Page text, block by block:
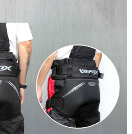
選擇「超商條碼／台灣大直營門市／銀行轉
」等通路繳費。
有限公司」（以下簡稱本公司）所提供，讓
買商品或服務，並由商店將買賣／分期付款
依約使用本公司帳單繳交帳款。
分期」之契約關係目的，商店將以您的個人
提供予台灣大哥大進項蒐集、處理及利用，
單所需資料之確認、核對及更正。
下連結：
https://oppay.tw/userRule
金額後，即可完成結帳。
繳費通知簡訊。
內，點擊此簡訊中的連結，可透過四大超商／
進行付款，方視為交易完成。
需立刻繳費，但若您需要取消訂單，請聯絡
取消之訂單仍視為有效，需透過AFTEE先享
先享後付 」之結帳頁面顯示為準，若有關於
欲退款等相關疑問，請聯繫「AFTEE先享後付
support/home
司提供之「AFTEE先享後付」服務完成之交
含以上)免運費
含以上)免運費
單，請聯繫客服）
含以上)免運費
訊客服確認實際運費(運費另
查看運費